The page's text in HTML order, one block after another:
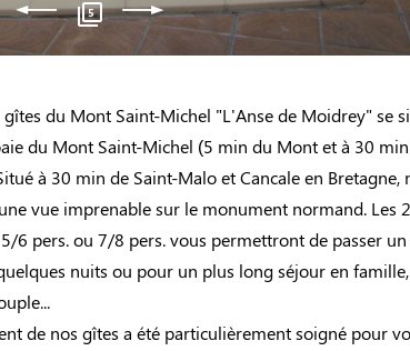
5
gîtes du Mont Saint-Michel "L'Anse de Moidrey" se
du Mont Saint-Michel (5 min du Mont et à 30
à 30 min de Saint-Malo et Cancale en Bretagne,
vue imprenable sur le monument normand. Les
6 pers. ou 7/8 pers. vous permettront de passer
nuits ou pour un plus long séjour en
de nos gîtes a été particulièrement soigné pour